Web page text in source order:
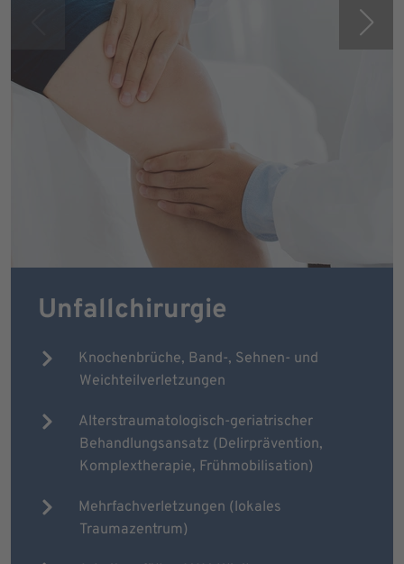
Unfallchirurgie
Knochenbrüche, Band-, Sehnen- und
Weichteilverletzungen
Alterstraumatologisch-geriatrischer
Behandlungsansatz (Delirprävention,
Komplextherapie, Frühmobilisation)
Mehrfachverletzungen (lokales
Traumazentrum)